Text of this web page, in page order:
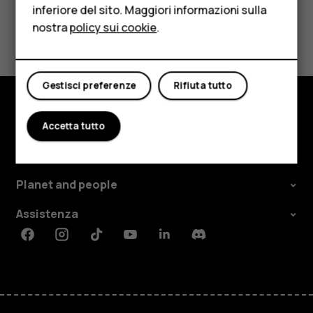
Tablet
Negozio
Il mio account
Ti è stato d'aiuto?
Sì No
Negozio
Planet and people
Assistenza
FacebookInstagramTiktokYoutubeLinkedinDiscord
inferiore del sito. Maggiori informazioni sulla
nostrapolicy sui cookie.
Rifiuta tutto
Gestisci preferenze
Accetta tutto